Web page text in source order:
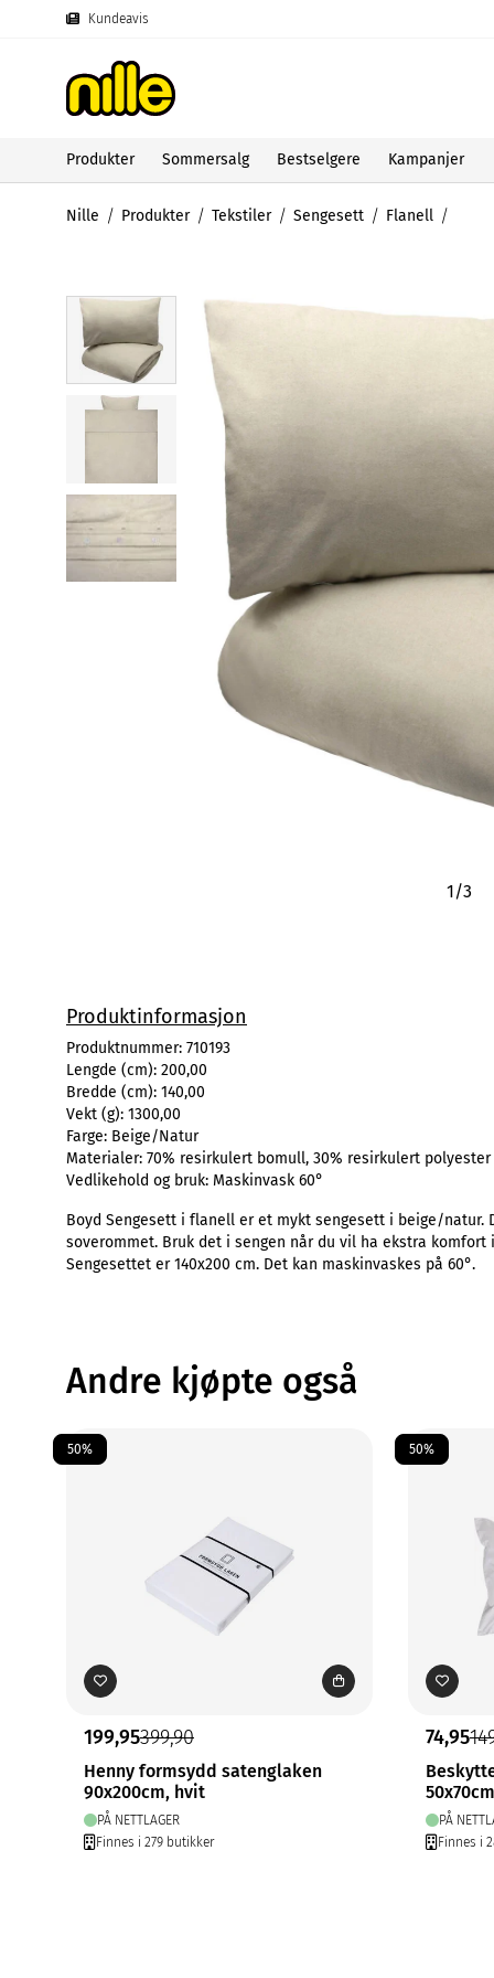
Kundeavis
Produkter Sommersalg Bestselgere Kampanjer
Nille Produkter Tekstiler Sengesett Flanell
1/3
Produktinformasjon
Produktnummer: 710193
Lengde (cm): 200,00
Bredde (cm): 140,00
Vekt (g): 1300,00
Farge: Beige/Natur
Materialer: 70% resirkulert bomull, 30% resirkulert polyester
Vedlikehold og bruk: Maskinvask 60°
Boyd Sengesett i flanell er et mykt sengesett i beige/
soverommet. Bruk det i sengen når du vil ha ekstra
Sengesettet er 140x200 cm. Det kan maskinvaskes på 60°.
Andre kjøpte også
50%
199,95399,90
Henny formsydd satenglaken
90x200cm, hvit
PÅ NETTLAGER
Finnes i 279 butikker
50%
74,95
PÅ
Finnes i